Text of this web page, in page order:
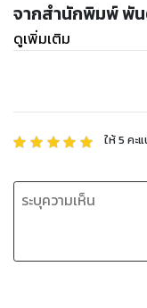
จากสำนักพิมพ์ พัน
ดูเพิ่มเติม
ให้5 คะ